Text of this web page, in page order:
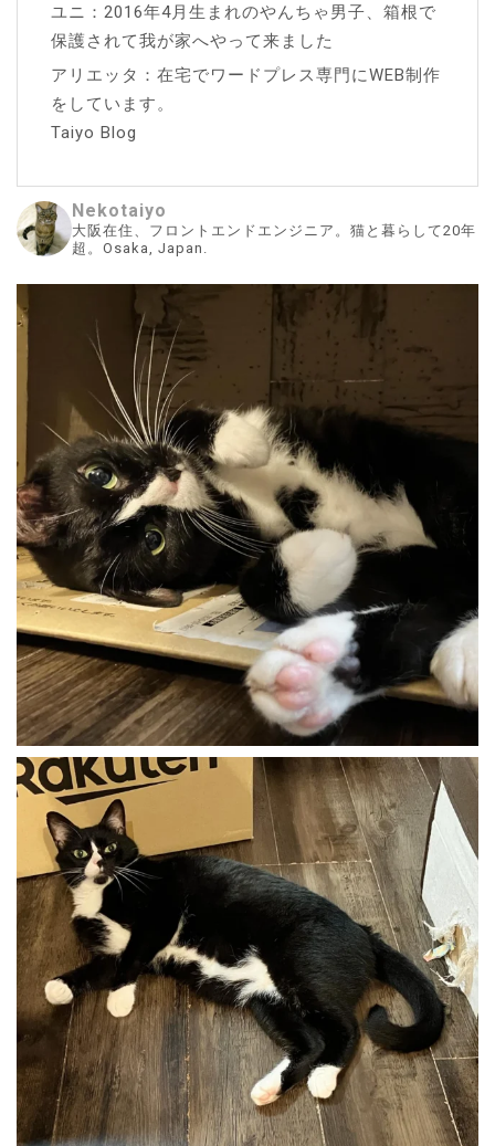
ユニ：2016年4月生まれのやんちゃ男子、箱根で
保護されて我が家へやって来ました
アリエッタ：在宅でワードプレス専門にWEB制作
をしています。
Taiyo Blog
Nekotaiyo
大阪在住、フロントエンドエンジニア。猫と暮らして20年
超。Osaka, Japan.